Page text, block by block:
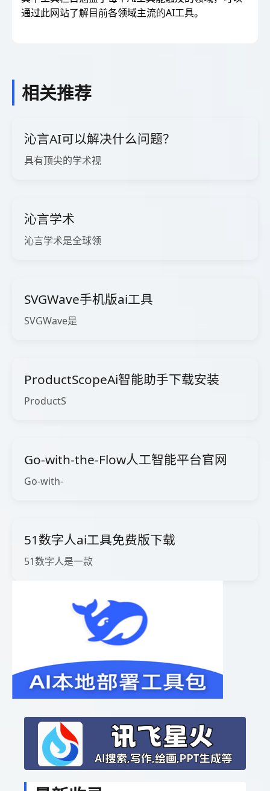
通过此网站了解目前各领域主流的AI工具。
相关推荐
沁言AI可以解决什么问题？
具有顶尖的学术视
沁言学术
沁言学术是全球领
SVGWave手机版ai工具
SVGWave是
ProductScopeAi智能助手下载安装
ProductS
Go-with-the-Flow人工智能平台官网
Go-with-
51数字人ai工具免费版下载
51数字人是一款